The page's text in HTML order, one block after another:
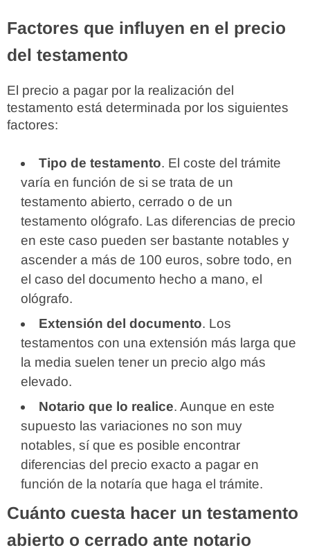
Factores que influyen en el precio
del testamento
El precio a pagar por la realización del
testamento está determinada por los siguientes
factores:
Tipo de testamento. El coste del trámite
varía en función de si se trata de un
testamento abierto, cerrado o de un
testamento ológrafo. Las diferencias de precio
en este caso pueden ser bastante notables y
ascender a más de 100 euros, sobre todo, en
el caso del documento hecho a mano, el
ológrafo.
Extensión del documento. Los
testamentos con una extensión más larga que
la media suelen tener un precio algo más
elevado.
Notario que lo realice. Aunque en este
supuesto las variaciones no son muy
notables, sí que es posible encontrar
diferencias del precio exacto a pagar en
función de la notaría que haga el trámite.
Cuánto cuesta hacer un testamento
abierto o cerrado ante notario